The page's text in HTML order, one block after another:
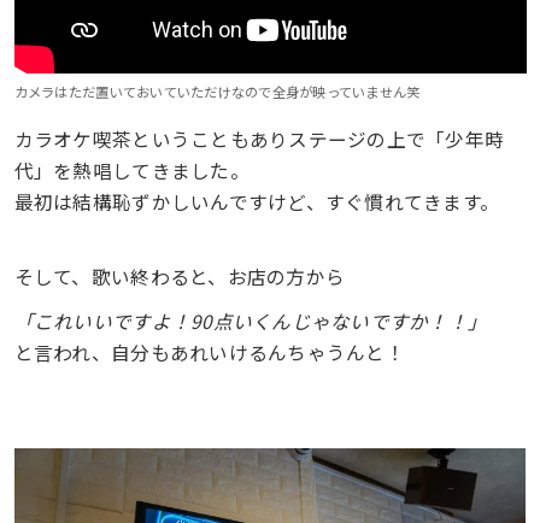
カメラはただ置いておいていただけなので全身が映っていません笑
カラオケ喫茶ということもありステージの上で「少年時
代」を熱唱してきました。
最初は結構恥ずかしいんですけど、すぐ慣れてきます。
そして、歌い終わると、お店の方から
「これいいですよ！90点いくんじゃないですか！！」
と言われ、自分もあれいけるんちゃうんと！